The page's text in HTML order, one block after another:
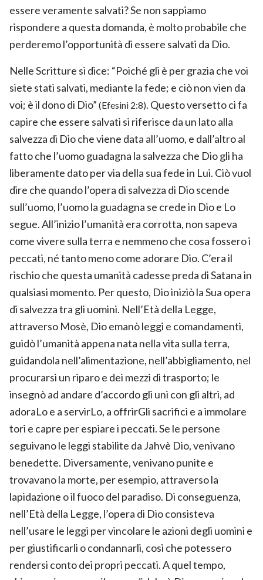
essere veramente salvati? Se non sappiamo
rispondere a questa domanda, è molto probabile che
perderemo l’opportunità di essere salvati da Dio.
Nelle Scritture si dice: “Poiché gli è per grazia che voi
siete stati salvati, mediante la fede; e ciò non vien da
voi; è il dono di Dio” (Efesini 2:8). Questo versetto ci fa
capire che essere salvati si riferisce da un lato alla
salvezza di Dio che viene data all’uomo, e dall’altro al
fatto che l’uomo guadagna la salvezza che Dio gli ha
liberamente dato per via della sua fede in Lui. Ciò vuol
dire che quando l’opera di salvezza di Dio scende
sull’uomo, l’uomo la guadagna se crede in Dio e Lo
segue. All’inizio l’umanità era corrotta, non sapeva
come vivere sulla terra e nemmeno che cosa fossero i
peccati, né tanto meno come adorare Dio. C’era il
rischio che questa umanità cadesse preda di Satana in
qualsiasi momento. Per questo, Dio iniziò la Sua opera
di salvezza tra gli uomini. Nell’Età della Legge,
attraverso Mosè, Dio emanò leggi e comandamenti,
guidò l’umanità appena nata nella vita sulla terra,
guidandola nell’alimentazione, nell’abbigliamento, nel
procurarsi un riparo e dei mezzi di trasporto; le
insegnò ad andare d’accordo gli uni con gli altri, ad
adoraLo e a servirLo, a offrirGli sacrifici e a immolare
tori e capre per espiare i peccati. Se le persone
seguivano le leggi stabilite da Jahvè Dio, venivano
benedette. Diversamente, venivano punite e
trovavano la morte, per esempio, attraverso la
lapidazione o il fuoco del paradiso. Di conseguenza,
nell’Età della Legge, l’opera di Dio consisteva
nell’usare le leggi per vincolare le azioni degli uomini e
per giustificarli o condannarli, così che potessero
rendersi conto dei propri peccati. A quel tempo,